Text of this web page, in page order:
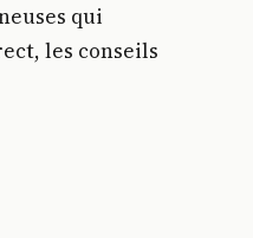
qui
les conseils